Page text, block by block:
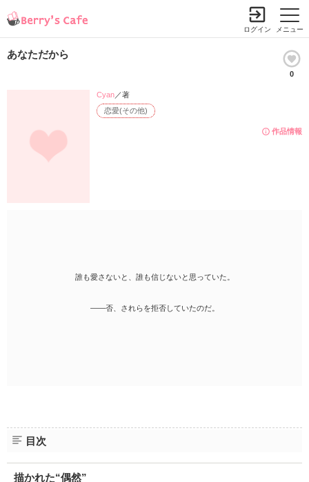
メニュー
ログイン
あなただから
0
作品情報
恋愛(その他)
Cyan／著
誰も愛さないと、誰も信じないと思っていた。
――否、されらを拒否していたのだ。
目次
描かれた“偶然”